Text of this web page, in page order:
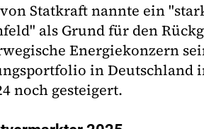
Statkraft nannte ein
als Grund für den
Energiekonzern
in Deutschland
noch gesteigert.